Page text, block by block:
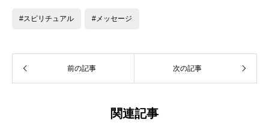
#スピリチュアル #メッセージ
前の記事 次の記事
関連記事